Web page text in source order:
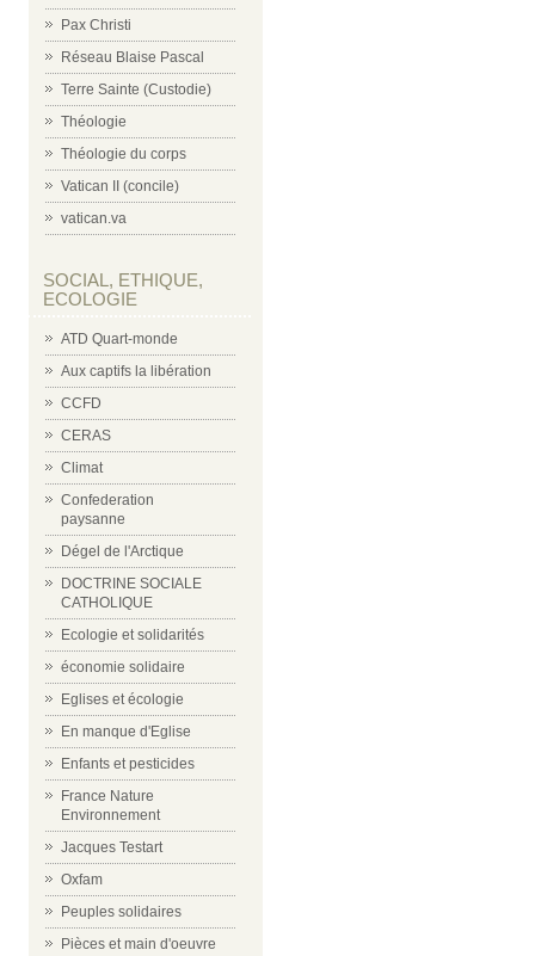
Pax Christi
Réseau Blaise Pascal
Terre Sainte (Custodie)
Théologie
Théologie du corps
Vatican II (concile)
vatican.va
SOCIAL, ETHIQUE,
ECOLOGIE
ATD Quart-monde
Aux captifs la libération
CCFD
CERAS
Climat
Confederation
paysanne
Dégel de l'Arctique
DOCTRINE SOCIALE
CATHOLIQUE
Ecologie et solidarités
économie solidaire
Eglises et écologie
En manque d'Eglise
Enfants et pesticides
France Nature
Environnement
Jacques Testart
Oxfam
Peuples solidaires
Pièces et main d'oeuvre